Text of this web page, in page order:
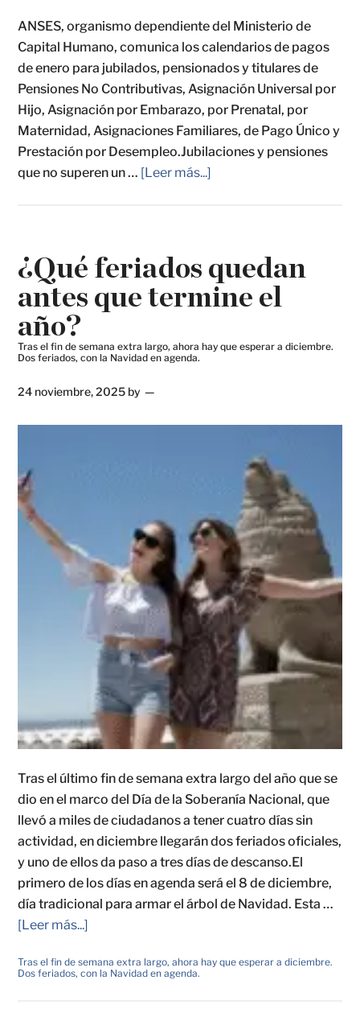
ANSES, organismo dependiente del Ministerio de
Capital Humano, comunica los calendarios de pagos
de enero para jubilados, pensionados y titulares de
Pensiones No Contributivas, Asignación Universal por
Hijo, Asignación por Embarazo, por Prenatal, por
Maternidad, Asignaciones Familiares, de Pago Único y
Prestación por Desempleo.Jubilaciones y pensiones
que no superen un … [Leer más...]
¿Qué feriados quedan
antes que termine el
año?
Tras el fin de semana extra largo, ahora hay que esperar a diciembre.
Dos feriados, con la Navidad en agenda.
24 noviembre, 2025 by
Tras el último fin de semana extra largo del año que se
dio en el marco del Día de la Soberanía Nacional, que
llevó a miles de ciudadanos a tener cuatro días sin
actividad, en diciembre llegarán dos feriados oficiales,
y uno de ellos da paso a tres días de descanso.El
primero de los días en agenda será el 8 de diciembre,
día tradicional para armar el árbol de Navidad. Esta …
[Leer más...]
Tras el fin de semana extra largo, ahora hay que esperar a diciembre.
Dos feriados, con la Navidad en agenda.